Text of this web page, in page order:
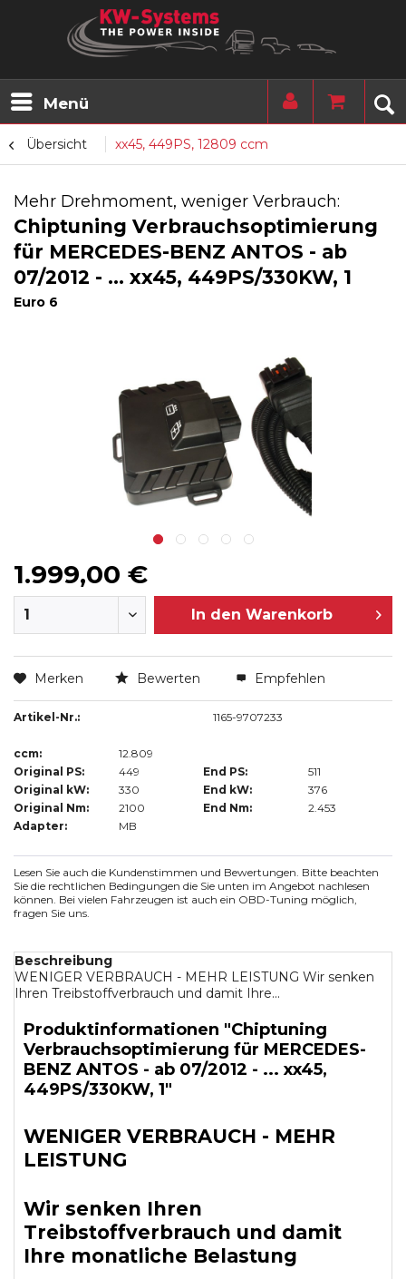
Menü
Übersicht xx45, 449PS, 12809 ccm
Mehr Drehmoment, weniger Verbrauch:
Chiptuning Verbrauchsoptimierung
für MERCEDES-BENZ ANTOS - ab
07/2012 - ... xx45, 449PS/330KW, 1
Euro 6
1.999,00 €
In den Warenkorb
Merken Bewerten Empfehlen
Artikel-Nr.: 1165-9707233
ccm:
12.809
Original PS:
449 End PS:
511
Original kW:
330 End kW:
376
Original Nm:
2100 End Nm:
2.453
Adapter:
MB
Lesen Sie auch die Kundenstimmen und Bewertungen. Bitte beachten
Sie die rechtlichen Bedingungen die Sie unten im Angebot nachlesen
können. Bei vielen Fahrzeugen ist auch ein OBD-Tuning möglich,
fragen Sie uns.
Beschreibung
WENIGER VERBRAUCH - MEHR LEISTUNG Wir senken
Ihren Treibstoffverbrauch und damit Ihre...
Produktinformationen "Chiptuning
Verbrauchsoptimierung für MERCEDES-
BENZ ANTOS - ab 07/2012 - ... xx45,
449PS/330KW, 1"
WENIGER VERBRAUCH - MEHR
LEISTUNG
Wir senken Ihren
Treibstoffverbrauch und damit
Ihre monatliche Belastung